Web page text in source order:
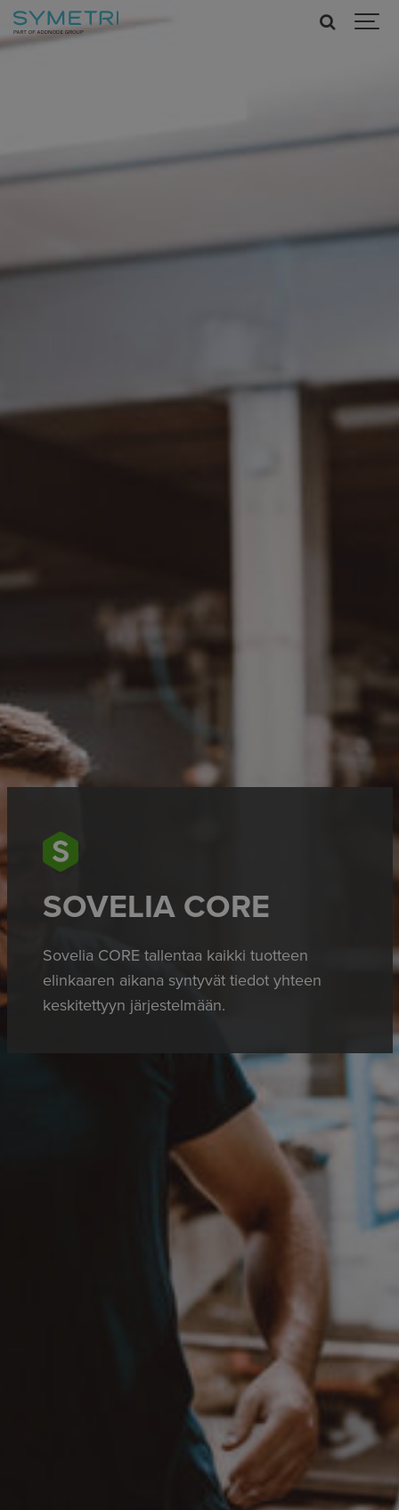
SOVELIA CORE
Sovelia CORE tallentaa kaikki tuotteen
elinkaaren aikana syntyvät tiedot yhteen
keskitettyyn järjestelmään.